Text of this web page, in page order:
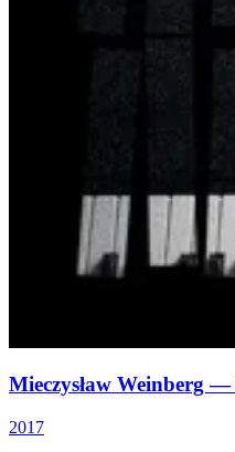
Mieczysław Weinberg
2017